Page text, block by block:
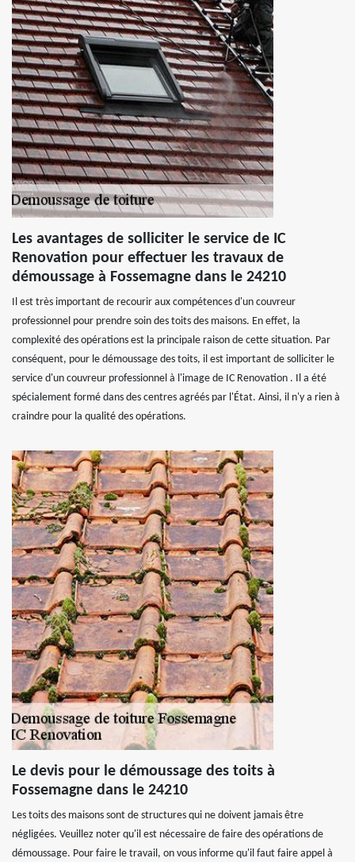
Les avantages de solliciter le service de IC
Renovation pour effectuer les travaux de
démoussage à Fossemagne dans le 24210
Il est très important de recourir aux compétences d'un couvreur
professionnel pour prendre soin des toits des maisons. En effet, la
complexité des opérations est la principale raison de cette situation. Par
conséquent, pour le démoussage des toits, il est important de solliciter le
service d'un couvreur professionnel à l'image de IC Renovation . Il a été
spécialement formé dans des centres agréés par l'État. Ainsi, il n'y a rien à
craindre pour la qualité des opérations.
Le devis pour le démoussage des toits à
Fossemagne dans le 24210
Les toits des maisons sont de structures qui ne doivent jamais être
négligées. Veuillez noter qu'il est nécessaire de faire des opérations de
démoussage. Pour faire le travail, on vous informe qu'il faut faire appel à